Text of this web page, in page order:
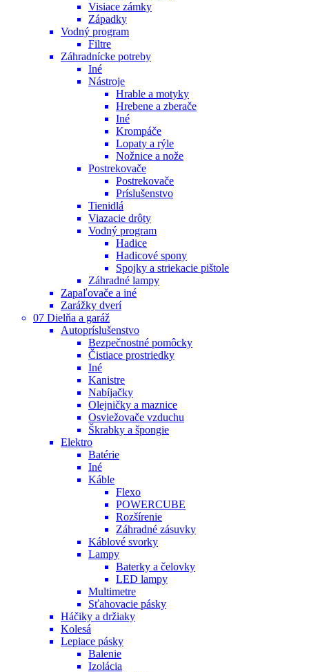
Visiace zámky
Západky
Vodný program
Filtre
Záhradnícke potreby
Iné
Nástroje
Hrable a motyky
Hrebene a zberače
Iné
Krompáče
Lopaty a rýle
Nožnice a nože
Postrekovače
Postrekovače
Príslušenstvo
Tienidlá
Viazacie drôty
Vodný program
Hadice
Hadicové spony
Spojky a striekacie pištole
Záhradné lampy
Zapaľovače a iné
Zarážky dverí
07 Dielňa a garáž
Autopríslušenstvo
Bezpečnostné pomôcky
Čistiace prostriedky
Iné
Kanistre
Nabíjačky
Olejničky a maznice
Osviežovače vzduchu
Škrabky a špongie
Elektro
Batérie
Iné
Káble
Flexo
POWERCUBE
Rozšírenie
Záhradné zásuvky
Káblové svorky
Lampy
Baterky a čelovky
LED lampy
Multimetre
Sťahovacie pásky
Háčiky a držiaky
Kolesá
Lepiace pásky
Balenie
Izolácia